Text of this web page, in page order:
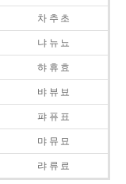
차 추 초
냐 뉴 뇨
햐 휴 효
뱌 뷰 뵤
퍄 퓨 표
먀 뮤 묘
랴 류 료